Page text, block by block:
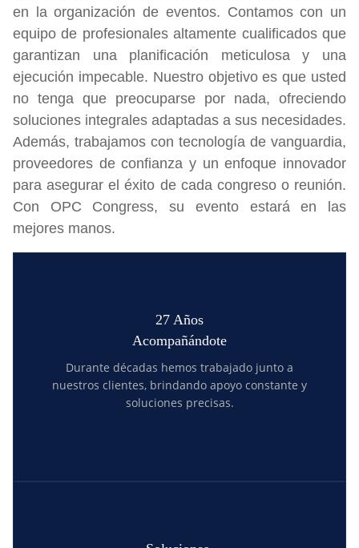
en la organización de eventos. Contamos con un
equipo de profesionales altamente cualificados que
garantizan una planificación meticulosa y una
ejecución impecable. Nuestro objetivo es que usted
no tenga que preocuparse por nada, ofreciendo
soluciones integrales adaptadas a sus necesidades.
Además, trabajamos con tecnología de vanguardia,
proveedores de confianza y un enfoque innovador
para asegurar el éxito de cada congreso o reunión.
Con OPC Congress, su evento estará en las
mejores manos.
27 Años
Acompañándote
Durante décadas hemos trabajado junto a
nuestros clientes, brindando apoyo constante y
soluciones precisas.